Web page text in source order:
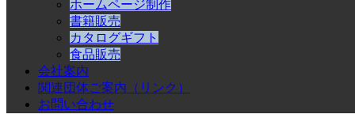
ホームページ制作
書籍販売
カタログギフト
食品販売
会社案内
関連団体ご案内（リンク）
お問い合わせ